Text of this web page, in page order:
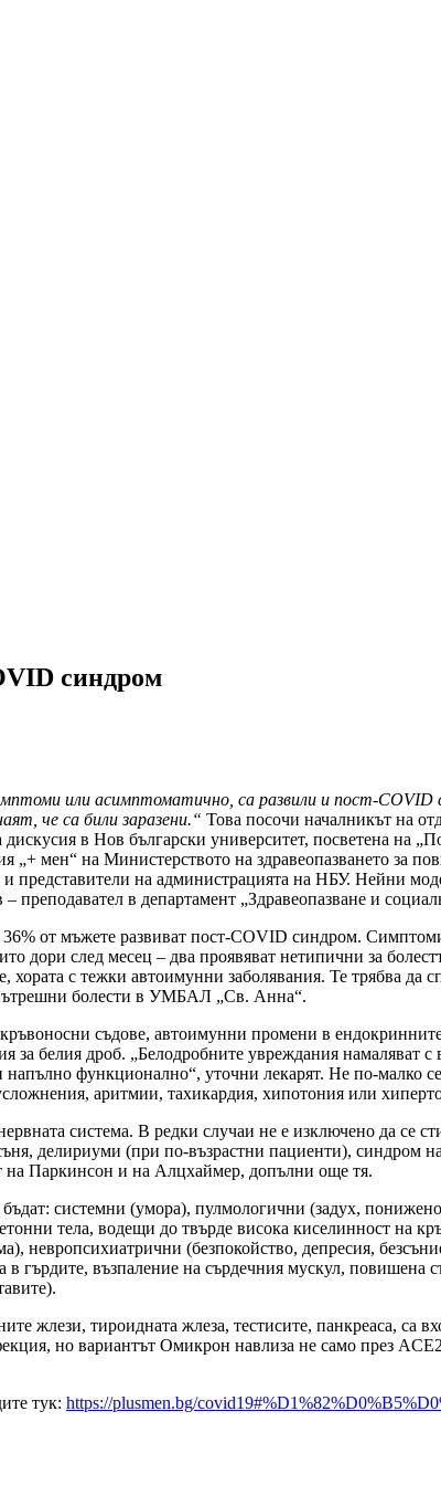
синдром
или асимптоматично, са развили и пост-
че са били заразени.“ Това посочи началникът на
в Нов български университет, посветена на
мен“ на Министерството на здравеопазването за
представители на администрацията на НБУ. Нейни
в департамент „Здравеопазване и
от мъжете развиват пост-COVID синдром.
дори след месец – два проявяват нетипични за
с тежки автоимунни заболявания. Те трябва да
вътрешни болести в УМБАЛ „Св. Анна“.
съдове, автоимунни промени в
белия дроб. „Белодробните увреждания намаляват с
функционално“, уточни лекарят. Не по-малко
аритмии, тахикардия, хипотония или
система. В редки случаи не е изключено да се
делириуми (при по-възрастни пациенти), синдром
на Паркинсон и на Алцхаймер, допълни още тя.
системни (умора), пулмологични (задух,
тела, водещи до твърде висока киселинност на
невропсихиатрични (безпокойство, депресия,
гърдите, възпаление на сърдечния мускул, повишена
жлези, тироидната жлеза, тестисите, панкреаса, са
но вариантът Омикрон навлиза не само през
тук: https://plusmen.bg/